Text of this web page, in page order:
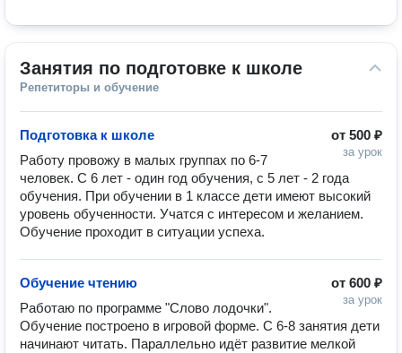
Занятия по подготовке к школе
Репетиторы и обучение
от 500 ₽
за урок
Подготовка к школе
Работу провожу в малых группах по 6-7
человек. С 6 лет - один год обучения, с 5 лет - 2 года
обучения. При обучении в 1 классе дети имеют высокий
уровень обученности. Учатся с интересом и желанием.
Обучение проходит в ситуации успеха.
от 600 ₽
за урок
Обучение чтению
Работаю по программе "Слово лодочки".
Обучение построено в игровой форме. С 6-8 занятия дети
начинают читать. Параллельно идёт развитие мелкой